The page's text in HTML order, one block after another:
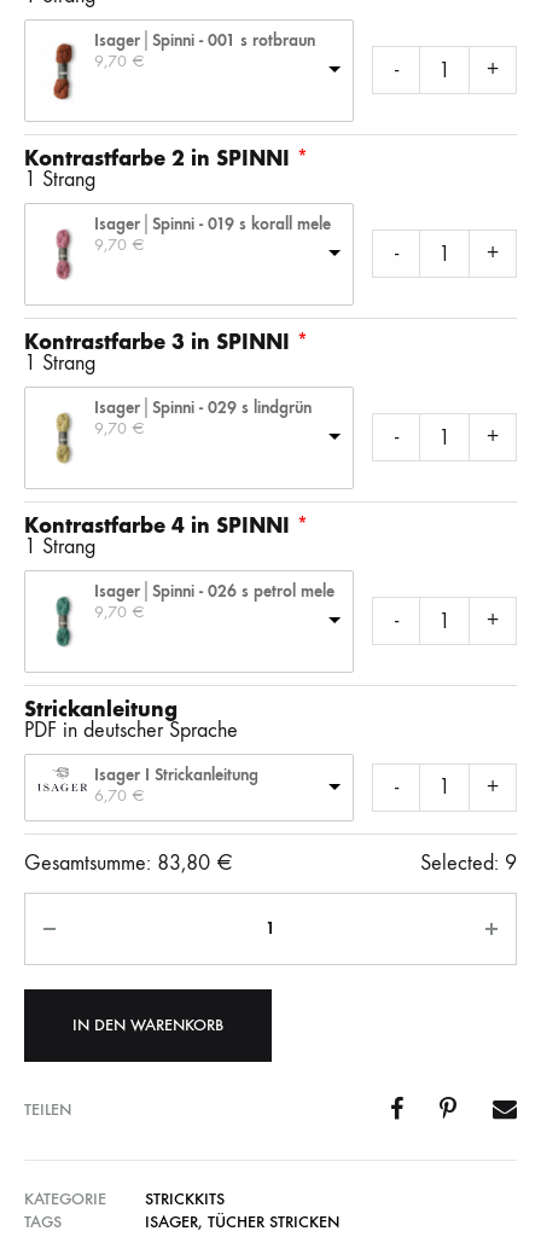
Isager│Spinni - 001 s rotbraun
9,70 € - +
Kontrastfarbe 2 in SPINNI
1 Strang
Isager│Spinni - 019 s korall mele
9,70 € - +
Kontrastfarbe 3 in SPINNI
1 Strang
Isager│Spinni - 029 s lindgrün
9,70 € - +
Kontrastfarbe 4 in SPINNI
1 Strang
Isager│Spinni - 026 s petrol mele
9,70 € - +
Strickanleitung
PDF in deutscher Sprache
Isager I Strickanleitung
6,70 € - +
Gesamtsumme: 83,80 € Selected: 9
Anzahl
IN DEN WARENKORB
TEILEN
KATEGORIE
STRICKKITS
TAGS
ISAGER, TÜCHER STRICKEN